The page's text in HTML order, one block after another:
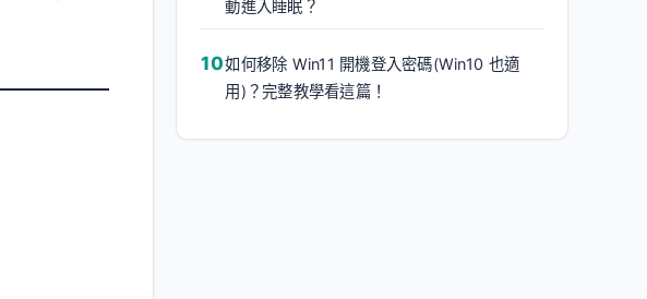
動進入睡眠？
如何移除 Win11 開機登入密碼(Win10 也適
用)？完整教學看這篇！